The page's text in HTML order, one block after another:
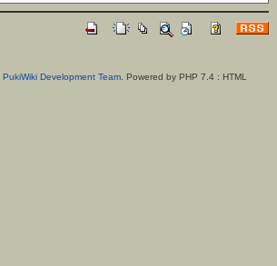
PukiWiki Development Team. Powered by PHP 7.4 : HTML